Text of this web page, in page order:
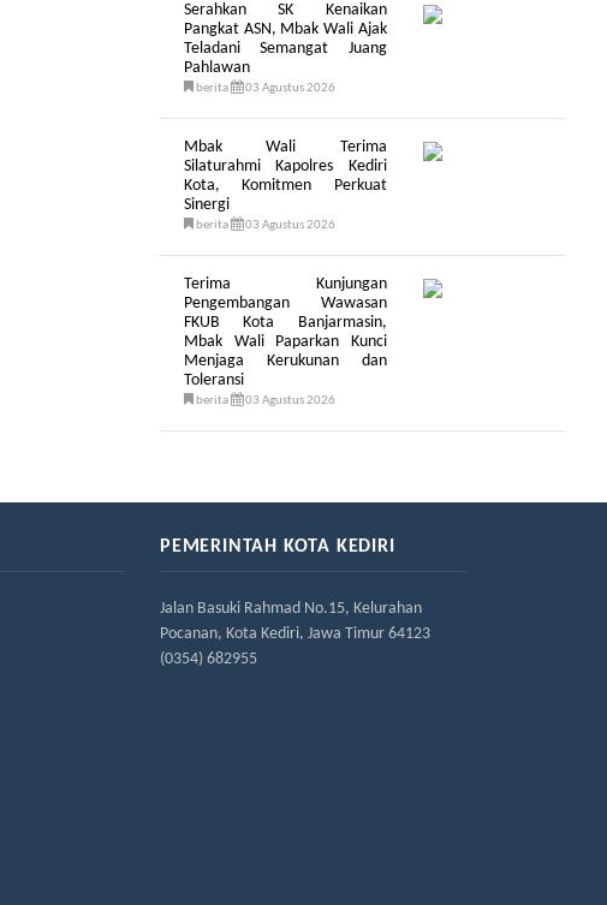
Serahkan SK Kenaikan
Pangkat ASN, Mbak Wali Ajak
Teladani Semangat Juang
Pahlawan
berita 03 Agustus 2026
Mbak Wali Terima
Silaturahmi Kapolres Kediri
Kota, Komitmen Perkuat
Sinergi
berita 03 Agustus 2026
Terima Kunjungan
Pengembangan Wawasan
FKUB Kota Banjarmasin,
Mbak Wali Paparkan Kunci
Menjaga Kerukunan dan
Toleransi
berita 03 Agustus 2026
PEMERINTAH KOTA KEDIRI
Jalan Basuki Rahmad No.15, Kelurahan
Pocanan, Kota Kediri, Jawa Timur 64123
(0354) 682955